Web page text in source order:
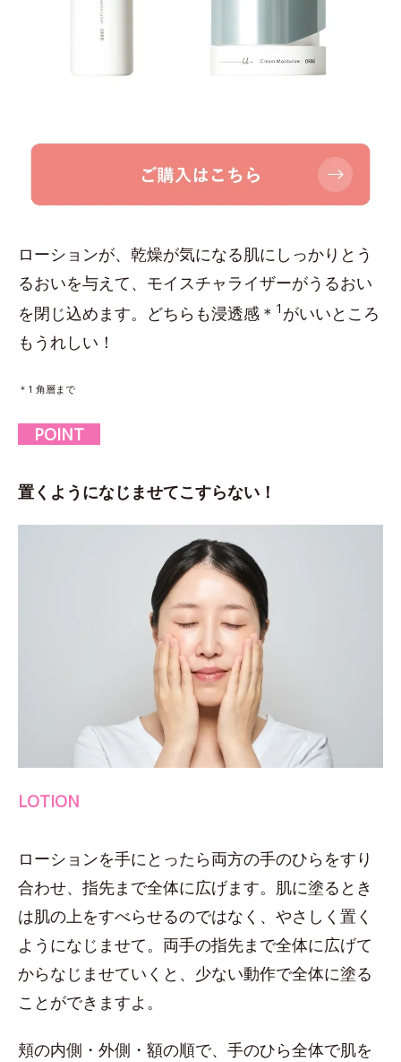
ローションが、乾燥が気になる肌にしっかりとう
るおいを与えて、モイスチャライザーがうるおい
を閉じ込めます。どちらも浸透感＊ 1 がいいところ
もうれしい！
＊1 角層まで
POINT
置くようになじませてこすらない！
LOTION
ローションを手にとったら両方の手のひらをすり
合わせ、指先まで全体に広げます。肌に塗るとき
は肌の上をすべらせるのではなく、やさしく置く
ようになじませて。両手の指先まで全体に広げて
からなじませていくと、少ない動作で全体に塗る
ことができますよ。
頬の内側・外側・額の順で、手のひら全体で肌を